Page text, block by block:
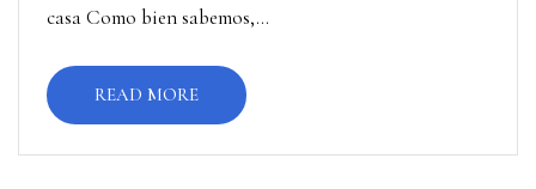
casa Como bien sabemos,...
READ MORE